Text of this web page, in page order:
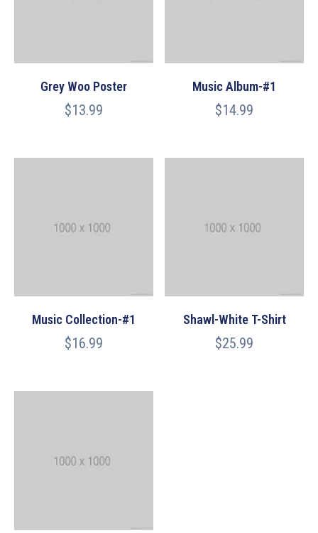
Grey Woo Poster
$13.99
Music Album-#1
$14.99
Music Collection-#1
$16.99
Shawl-White T-Shirt
$25.99